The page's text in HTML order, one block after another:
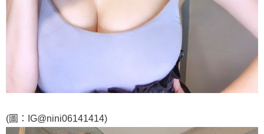
(圖：IG@nini06141414)